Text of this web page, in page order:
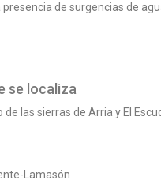
de surgencias de
se localiza
de las sierras de Arria y El
Lamasón